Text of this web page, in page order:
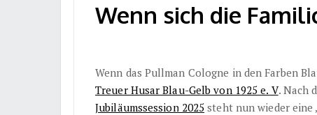
Wenn sich die
Wenn das Pullman Cologne in den Farben
Treuer Husar Blau-Gelb von 1925 e. V. Nach
Jubiläumssession 2025 steht nun wieder eine